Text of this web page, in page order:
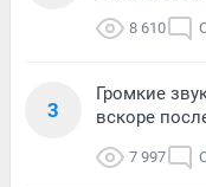
8 610
3
Громкие
вскоре
7 997